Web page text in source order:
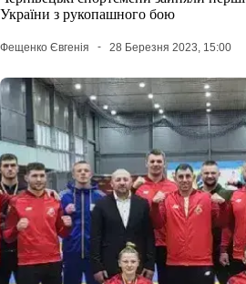
України з рукопашного бою
Фещенко Євгенія 28 Березня 2023, 15:00